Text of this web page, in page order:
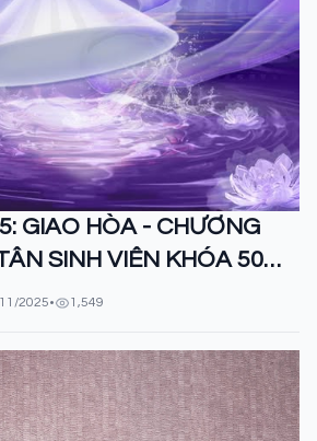
GIAO HÒA - CHƯƠNG
SINH VIÊN KHÓA 50
LUẬT HÀ NỘI: KHI
2025• 1,549